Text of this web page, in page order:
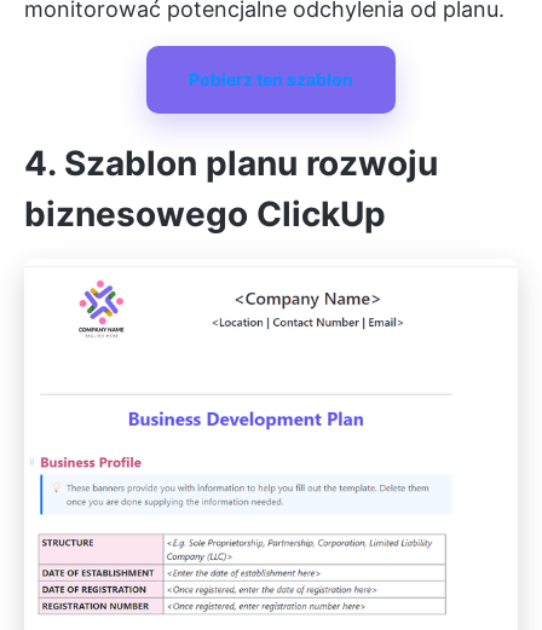
monitorować potencjalne odchylenia od planu.
Pobierz ten szablon
4. Szablon planu rozwoju
biznesowego ClickUp